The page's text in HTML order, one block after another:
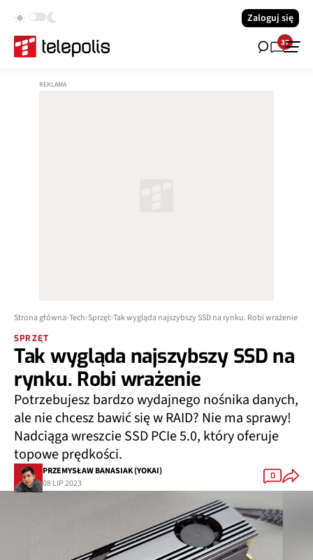
Zaloguj się
37
Strona główna Tech Sprzęt Tak wygląda najszybszy SSD na rynku. Robi wrażenie
SPRZĘT
Tak wygląda najszybszy SSD na
rynku. Robi wrażenie
Potrzebujesz bardzo wydajnego nośnika danych,
ale nie chcesz bawić się w RAID? Nie ma sprawy!
Nadciąga wreszcie SSD PCIe 5.0, który oferuje
topowe prędkości.
PRZEMYSŁAW BANASIAK (YOKAI)
08 LIP 2023
0